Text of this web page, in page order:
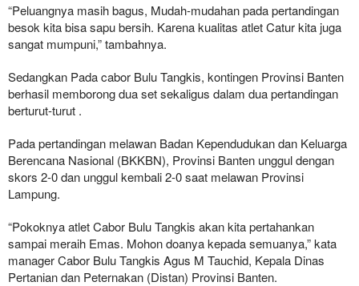
“Peluangnya masih bagus, Mudah-mudahan pada pertandingan
besok kita bisa sapu bersih. Karena kualitas atlet Catur kita juga
sangat mumpuni,” tambahnya.
Sedangkan Pada cabor Bulu Tangkis, kontingen Provinsi Banten
berhasil memborong dua set sekaligus dalam dua pertandingan
berturut-turut .
Pada pertandingan melawan Badan Kependudukan dan Keluarga
Berencana Nasional (BKKBN), Provinsi Banten unggul dengan
skors 2-0 dan unggul kembali 2-0 saat melawan Provinsi
Lampung.
“Pokoknya atlet Cabor Bulu Tangkis akan kita pertahankan
sampai meraih Emas. Mohon doanya kepada semuanya,” kata
manager Cabor Bulu Tangkis Agus M Tauchid, Kepala Dinas
Pertanian dan Peternakan (Distan) Provinsi Banten.